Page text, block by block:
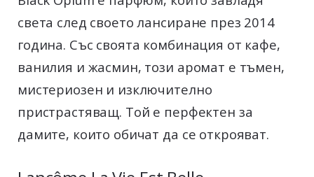
света след своето лансиране през 2014
година. Със своята комбинация от кафе,
ванилия и жасмин, този аромат е тъмен,
мистериозен и изключително
пристрастяващ. Той е перфектен за
дамите, които обичат да се открояват.